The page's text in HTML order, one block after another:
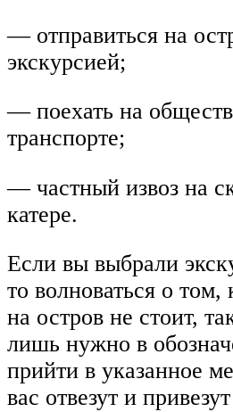
— отправиться на
экскурсией;
— поехать на
транспорте;
— частный извоз на
катере.
Если вы выбрали
то волноваться о том,
на остров не стоит,
лишь нужно в
прийти в указанное
вас отвезут и